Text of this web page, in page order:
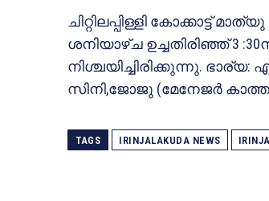
ചിറ്റിലപ്പിള്ളി കോക്കാട്ട്
ശനിയാഴ്ച ഉച്ചതിരിഞ്ഞ് 3
നിശ്ചയിച്ചിരിക്കുന്നു.
സിനി,ജോജു (മേനേജർ
TAGS IRINJALAKUDA NEWS